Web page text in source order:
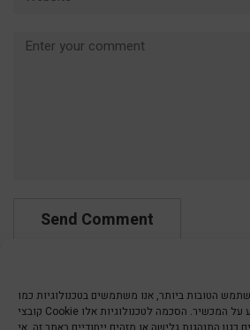
הטובות ביותר, אנו משתמשים בטכנולוגיות כמו
קובצי Cookie כדי לאחסן ו/או לגשת למידע על המכשיר. הסכמה לטכנולוגיות אלו
Comment